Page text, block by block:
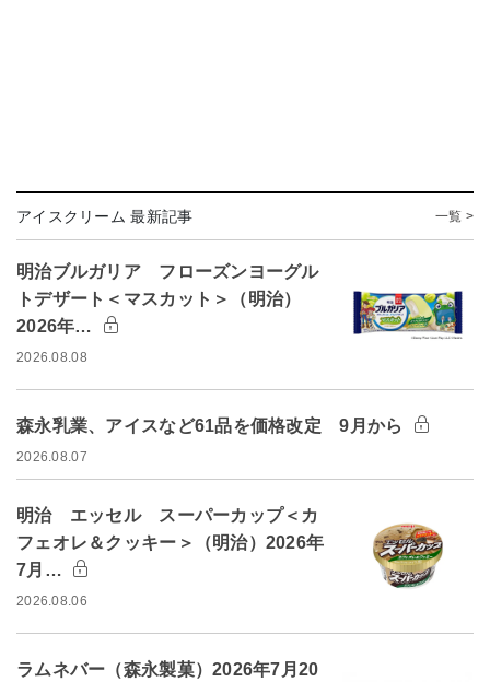
アイスクリーム 最新記事 一覧 >
明治ブルガリア フローズンヨーグル
トデザート＜マスカット＞（明治）
2026年…
2026.08.08
森永乳業、アイスなど61品を価格改定 9月から
2026.08.07
明治 エッセル スーパーカップ＜カ
フェオレ＆クッキー＞（明治）2026年
7月…
2026.08.06
ラムネバー（森永製菓）2026年7月20